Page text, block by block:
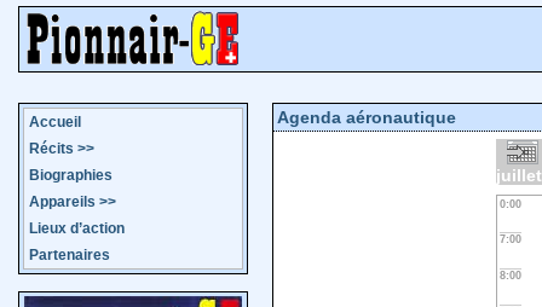
Accueil
Récits >>
Biographies
Appareils >>
Lieux d’action
Partenaires
Agenda aéronautique
0:00
7:00
8:00